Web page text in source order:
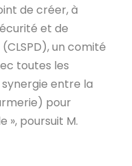
de créer, à
et de
un comité
toutes les
entre la
pour
», poursuit M.